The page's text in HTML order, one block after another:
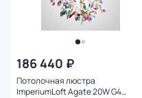
186 440 ₽
Потолочная люстра
ImperiumLoft Agate 20W G4